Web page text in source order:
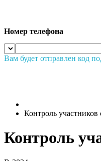
Номер телефона
Вам будет отправлен код
Контроль
Контроль